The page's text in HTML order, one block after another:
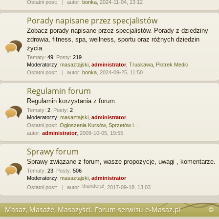
Ostatni post:
autor: bonka , 2024-11-04, 13:12
Porady napisane przez specjalistów
Zobacz porady napisane przez specjalistów. Porady z dziedziny
zdrowia, fitness, spa, wellness, sportu oraz różnych dziedzin
życia.
Tematy: 49 Posty: 219
Moderatorzy: masaztajski administrator, Truskawa Piotrek Medic
Ostatni post:
autor: bonka , 2024-09-25, 11:50
Regulamin forum
Regulamin korzystania z forum.
Tematy: 2 Posty: 2
Moderatorzy: masaztajski administrator
Ostatni post: Ogłoszenia Kursów, Sprzetów i…
autor: administrator, 2009-10-05, 19:55
Sprawy forum
Sprawy związane z forum, wasze propozycje, uwagi , komentarze.
Tematy: 23 Posty: 506
Moderatorzy: masaztajski administrator
Ostatni post:
autor: thunderpl , 2017-09-18, 13:03
Masaż, Masaże, Masażyści. Forum serwisu e-Masaz.pl